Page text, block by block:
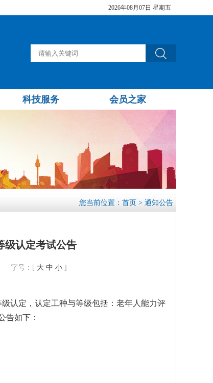
2026年08月07日 星期五
科技服务 会员之家
您当前位置： 首页 > 通知公告
级认定考试公告
字号：[ 大 中 小 ]
认定，认定工种与等级包括：老年人能力评
告如下：